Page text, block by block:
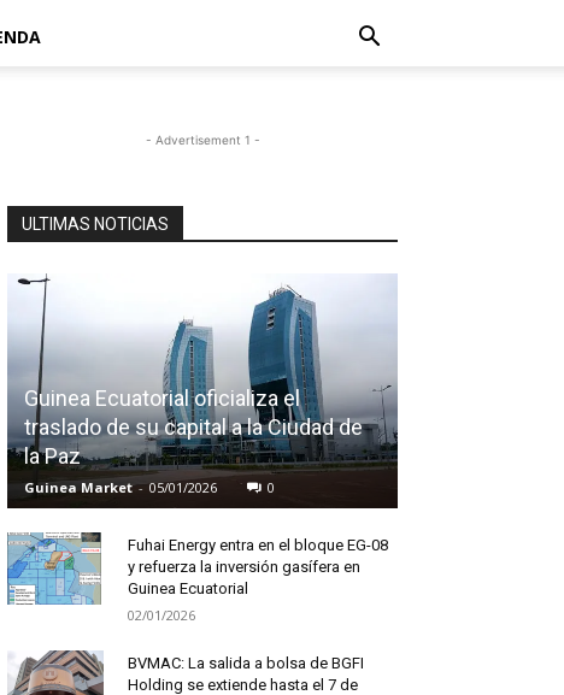
- Advertisement 1 -
ULTIMAS NOTICIAS
Guinea Ecuatorial oficializa el
traslado de su capital a la Ciudad de
la Paz
Guinea Market - 05/01/2026 0
Fuhai Energy entra en el bloque EG-08
y refuerza la inversión gasífera en
Guinea Ecuatorial
02/01/2026
BVMAC: La salida a bolsa de BGFI
Holding se extiende hasta el 7 de